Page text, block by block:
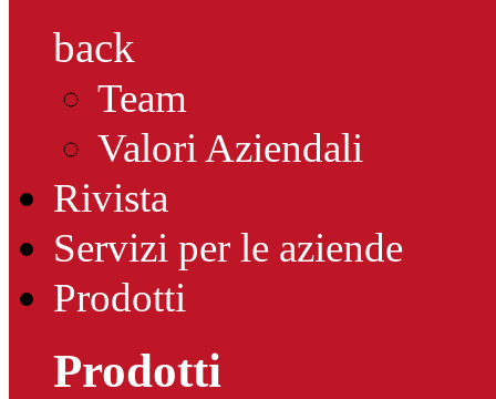
back
Team
Valori Aziendali
Rivista
Servizi per le aziende
Prodotti
Prodotti